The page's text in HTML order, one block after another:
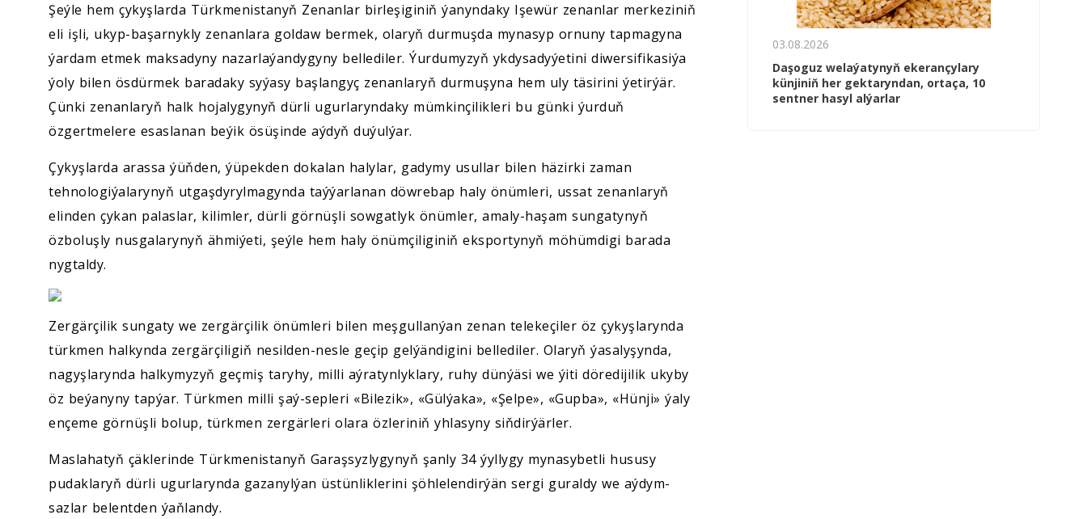
Şeýle hem çykyşlarda Türkmenistanyň Zenanlar birleşiginiň ýanyndaky Işewür zenanlar merkeziniň
eli işli, ukyp-başarnykly zenanlara goldaw bermek, olaryň durmuşda mynasyp ornuny tapmagyna
ýardam etmek maksadyny nazarlaýandygyny bellediler. Ýurdumyzyň ykdysadyýetini diwersifikasiýa
ýoly bilen ösdürmek baradaky syýasy başlangyç zenanlaryň durmuşyna hem uly täsirini ýetirýär.
Çünki zenanlaryň halk hojalygynyň dürli ugurlaryndaky mümkinçilikleri bu günki ýurduň
özgertmelere esaslanan beýik ösüşinde aýdyň duýulýar.
Çykyşlarda arassa ýüňden, ýüpekden dokalan halylar, gadymy usullar bilen häzirki zaman
tehnologiýalarynyň utgaşdyrylmagynda taýýarlanan döwrebap haly önümleri, ussat zenanlaryň
elinden çykan palaslar, kilimler, dürli görnüşli sowgatlyk önümler, amaly-haşam sungatynyň
özboluşly nusgalarynyň ähmiýeti, şeýle hem haly önümçiliginiň eksportynyň möhümdigi barada
nygtaldy.
Zergärçilik sungaty we zergärçilik önümleri bilen meşgullanýan zenan telekeçiler öz çykyşlarynda
türkmen halkynda zergärçiligiň nesilden-nesle geçip gelýändigini bellediler. Olaryň ýasalyşynda,
nagyşlarynda halkymyzyň geçmiş taryhy, milli aýratynlyklary, ruhy dünýäsi we ýiti döredijilik ukyby
öz beýanyny tapýar. Türkmen milli şaý-sepleri «Bilezik», «Gülýaka», «Şelpe», «Gupba», «Hünji» ýaly
ençeme görnüşli bolup, türkmen zergärleri olara özleriniň yhlasyny siňdirýärler.
Maslahatyň çäklerinde Türkmenistanyň Garaşsyzlygynyň şanly 34 ýyllygy mynasybetli hususy
pudaklaryň dürli ugurlarynda gazanylýan üstünliklerini şöhlelendirýän sergi guraldy we aýdym-
sazlar belentden ýaňlandy.
03.08.2026
Daşoguz welaýatynyň ekerançylary
künjiniň her gektaryndan, ortaça, 10
sentner hasyl alýarlar